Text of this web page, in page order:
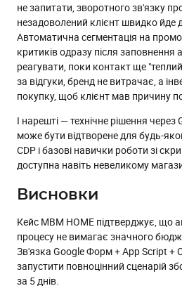
не запитати, зворотного зв'язку
незадоволений клієнт швидко йде
Автоматична сегментація на
критиків одразу після заповнення
реагувати, поки контакт ще
за відгуки, бренд не витрачає, а
покупку, щоб клієнт мав причину
І нарешті — технічне рішення
може бути відтворене для будь-
CDP і базові навички роботи зі
доступна навіть невеликому
Висновки
Кейс MBM HOME підтверджує, що
процесу не вимагає значного
Зв'язка Google Форм + App Script +
запустити повноцінний сценарій
за 5 днів.